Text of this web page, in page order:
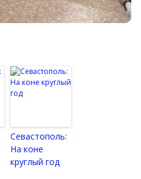
Севастополь:
На коне
круглый год